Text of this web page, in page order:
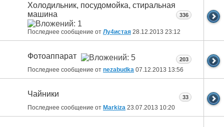
Холодильник, посудомойка, стиральная
машина
Последнее сообщение от Лу4истая 28.12.2013 23:12
336
Фотоаппарат
Последнее сообщение от nezabudka 07.12.2013 13:56
203
Чайники
Последнее сообщение от Markiza 23.07.2013 10:20
33